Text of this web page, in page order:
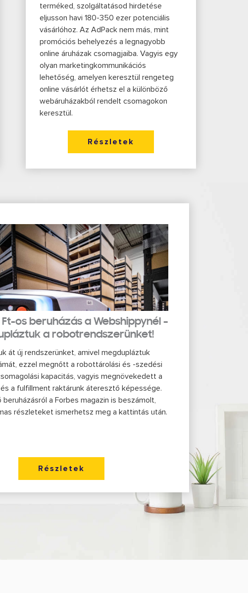
terméked, szolgáltatásod hirdetése
eljusson havi 180-350 ezer potenciális
vásárlóhoz. Az AdPack nem más, mint
promóciós behelyezés a legnagyobb
online áruházak csomagjaiba. Vagyis egy
olyan marketingkommunikációs
lehetőség, amelyen keresztül rengeteg
online vásárlót érhetsz el a különböző
webáruházakból rendelt csomagokon
keresztül.
Részletek
Ft-os beruházás a Webshippynél –
a robotrendszerünket!
át új rendszerünket, amivel megdupláztuk
ezzel megnőtt a robottárolási és -szedési
kapacitás, vagyis megnövekedett a
a fulfillment raktárunk áteresztő képessége.
a Forbes magazin is beszámolt,
részleteket ismerhetsz meg a kattintás után.
Részletek